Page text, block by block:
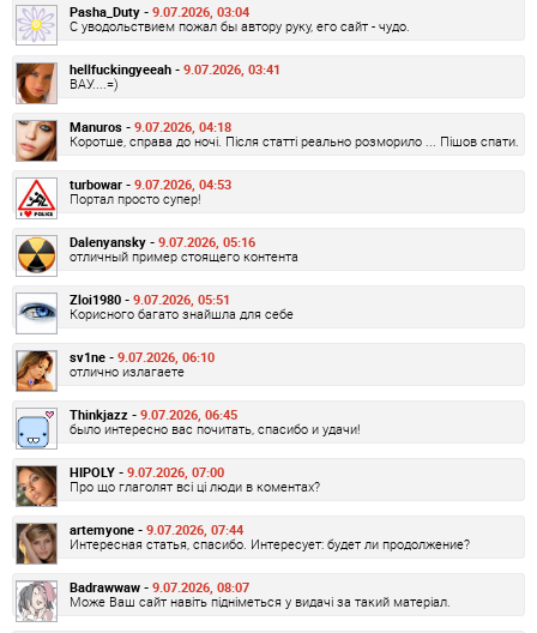
Pasha_Duty - 9.07.2026, 03:04
С уводольствием пожал бы автору руку, его сайт - чудо.
hellfuckingyeeah - 9.07.2026, 03:41
ВАУ....=)
Manuros - 9.07.2026, 04:18
Коротше, справа до ночі. Після статті реально розморило ... Пішов спати.
turbowar - 9.07.2026, 04:53
Портал просто супер!
Dalenyansky - 9.07.2026, 05:16
отличный пример стоящего контента
Zloi1980 - 9.07.2026, 05:51
Корисного багато знайшла для себе
sv1ne - 9.07.2026, 06:10
отлично излагаете
Thinkjazz - 9.07.2026, 06:45
было интересно вас почитать, спасибо и удачи!
HIPOLY - 9.07.2026, 07:00
Про що глаголят всі ці люди в коментах?
artemyone - 9.07.2026, 07:44
Интересная статья, спасибо. Интересует: будет ли продолжение?
Badrawwaw - 9.07.2026, 08:07
Може Ваш сайт навіть підніметься у видачі за такий матеріал.